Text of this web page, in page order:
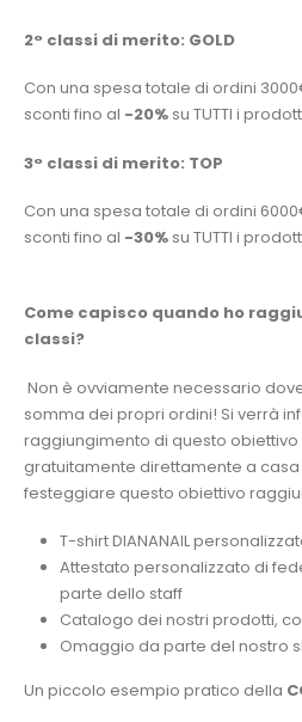
2° classi di merito: GOLD
Con una spesa totale di ordini
sconti fino al -20% su TUTTI i
3° classi di merito: TOP
Con una spesa totale di ordini
sconti fino al -30% su TUTTI i
Come capisco quando ho
classi?
Non è ovviamente necessario
somma dei propri ordini! Si verrà
raggiungimento di questo
gratuitamente direttamente a
festeggiare questo obiettivo
T-shirt DIANANAIL
Attestato personalizzato di
parte dello staff
Catalogo dei nostri prodotti,
Omaggio da parte del nostro
Un piccolo esempio pratico della